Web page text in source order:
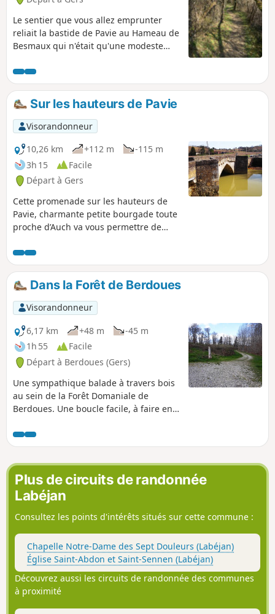
Le sentier que vous allez emprunter
reliait la bastide de Pavie au Hameau de
Besmaux qui n'était qu'une modeste
Monlezun, comme d'autres gascons,
partit chercher fortune à Paris.
Sur les hauteurs de Pavie
Visorandonneur
10,26 km
+112 m
-115 m
3h 15
Facile
Départ à Gers
Cette promenade sur les hauteurs de
Pavie, charmante petite bourgade toute
proche d’Auch va vous permettre de
temps clair avoir une superbe vue sur la
chaîne des Pyrénées.
Dans la Forêt de Berdoues
Visorandonneur
6,17 km
+48 m
-45 m
1h 55
Facile
Départ à Berdoues (Gers)
Une sympathique balade à travers bois
au sein de la Forêt Domaniale de
Berdoues. Une boucle facile, à faire en
Plus de circuits de randonnée
Labéjan
Consultez les points d'intérêts situés sur cette commune :
Chapelle Notre-Dame des Sept Douleurs (Labéjan)
Église Saint-Abdon et Saint-Sennen (Labéjan)
Découvrez aussi les circuits de randonnée des communes
à proximité